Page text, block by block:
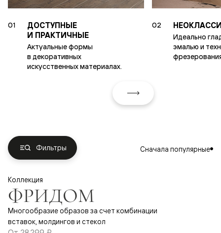
01
ДОСТУПНЫЕ
И ПРАКТИЧНЫЕ
Актуальные формы
в декоративных
искусственных материалах.
02
Идеально
эмалью и
Фильтры Сначала популярные
Коллекция
ФРИДОМ
Многообразие образов за счет комбинации
вставок, молдингов и стекол